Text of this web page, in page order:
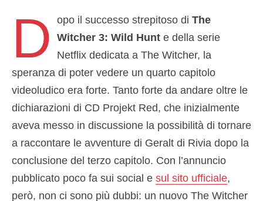
D opo il successo strepitoso diThe
Witcher 3: Wild Hunt e della serie
Netflix dedicata a The Witcher, la
speranza di poter vedere un quarto capitolo
videoludico era forte. Tanto forte da andare oltre le
dichiarazioni di CD Projekt Red, che inizialmente
aveva messo in discussione la possibilità di tornare
a raccontare le avventure di Geralt di Rivia dopo la
conclusione del terzo capitolo. Con l’annuncio
pubblicato poco fa sui social e sul sito ufficiale,
però, non ci sono più dubbi: un nuovo The Witcher